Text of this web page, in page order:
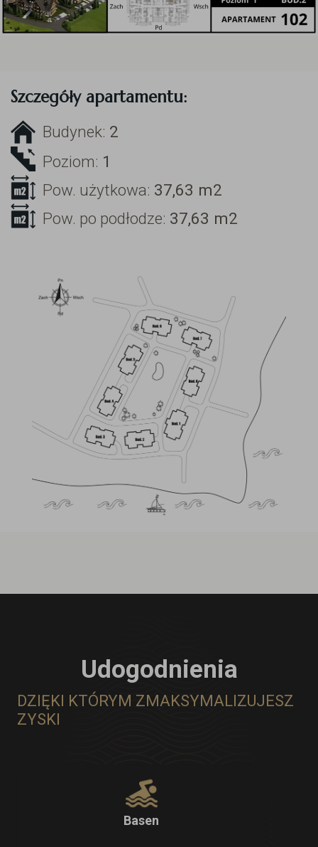
Szczegóły apartamentu:
Budynek: 2
Poziom: 1
Pow. użytkowa: 37,63 m2
Pow. po podłodze: 37,63 m2
Udogodnienia
DZIĘKI KTÓRYM ZMAKSYMALIZUJESZ
ZYSKI
Basen